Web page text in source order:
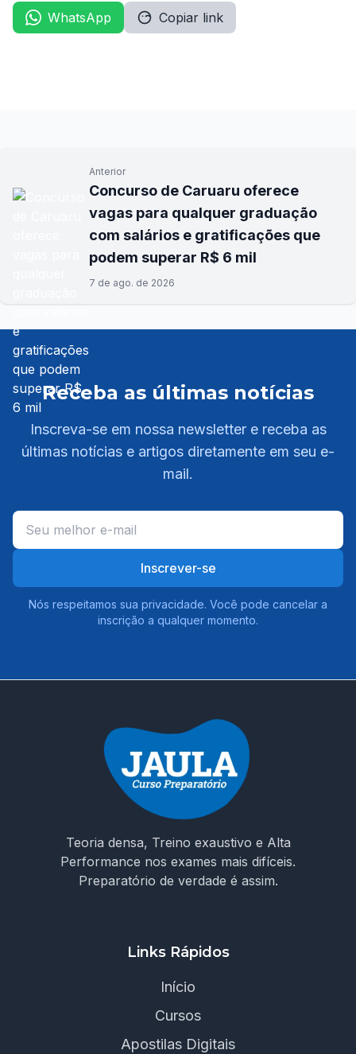
WhatsApp Copiar link
Anterior
Concurso de Caruaru oferece
vagas para qualquer graduação
com salários e gratificações que
podem superar R$ 6 mil
7 de ago. de 2026
Receba as últimas notícias
Inscreva-se em nossa newsletter e receba as
últimas notícias e artigos diretamente em seu e-
mail.
Inscrever-se
Nós respeitamos sua privacidade. Você pode cancelar a
inscrição a qualquer momento.
Teoria densa, Treino exaustivo e Alta
Performance nos exames mais difíceis.
Preparatório de verdade é assim.
Links Rápidos
Início
Cursos
Apostilas Digitais